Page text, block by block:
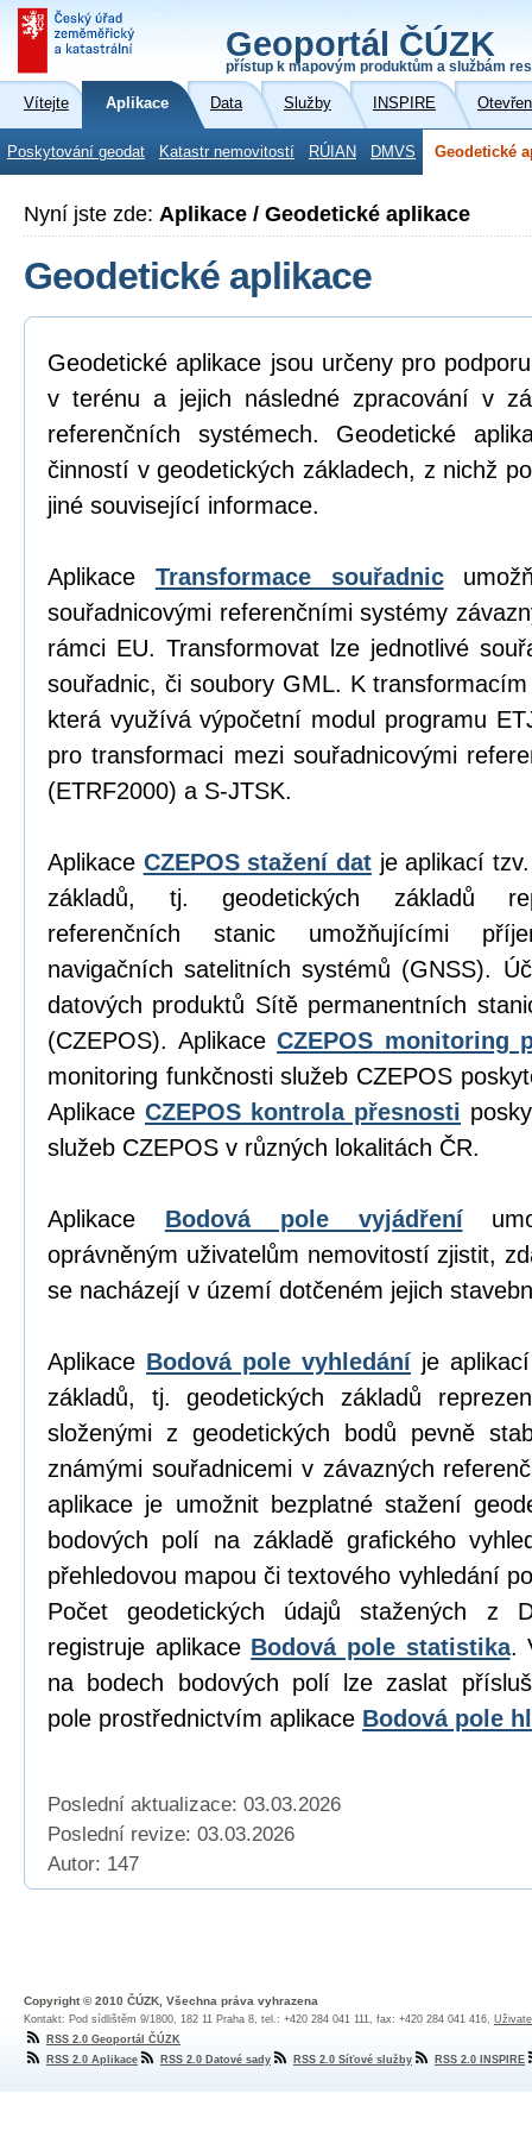
Geoportál ČÚZK
přístup k mapovým produktům a službám
Vítejte Aplikace Data Služby INSPIRE
Poskytování geodat Katastr nemovitostí RÚIAN DMVS Geodetické
Nyní jste zde: Aplikace / Geodetické aplikace
Geodetické aplikace
Geodetické aplikace jsou určeny pro
v terénu a jejich následné zpracování v
referenčních systémech. Geodetické
činností v geodetických základech, z nichž
jiné související informace.
Aplikace Transformace souřadnic
souřadnicovými referenčními systémy
rámci EU. Transformovat lze jednotlivé
souřadnic, či soubory GML. K
která využívá výpočetní modul programu
pro transformaci mezi souřadnicovými
(ETRF2000) a S-JTSK.
Aplikace CZEPOS stažení datje aplikací
základů, tj. geodetických základů
referenčních stanic umožňujícími
navigačních satelitních systémů (GNSS).
datových produktů Sítě permanentních
(CZEPOS). Aplikace CZEPOS monitoring
monitoring funkčnosti služeb CZEPOS
Aplikace CZEPOS kontrola přesnosti
služeb CZEPOS v různých lokalitách ČR.
Aplikace Bodová pole vyjádření
oprávněným uživatelům nemovitostí zjistit,
se nacházejí v území dotčeném jejich
Aplikace Bodová pole vyhledání je
základů, tj. geodetických základů
složenými z geodetických bodů pevně
známými souřadnicemi v závazných
aplikace je umožnit bezplatné stažení
bodových polí na základě grafického
přehledovou mapou či textového vyhledání
Počet geodetických údajů stažených z
registruje aplikace Bodová pole statistika.
na bodech bodových polí lze zaslat
pole prostřednictvím aplikace Bodová pole
Poslední aktualizace: 03.03.2026
Poslední revize: 03.03.2026
Autor: 147
Copyright © 2010 ČÚZK, Všechna práva vyhrazena
Kontakt: Pod sídlištěm 9/1800, 182 11 Praha 8, tel.: +420 284 041 111, fax: +420 284 041 416,
RSS 2.0 Geoportál ČÚZK
RSS 2.0 Aplikace
RSS 2.0 Datové sady RSS 2.0 Síťové služby RSS 2.0 INSPIRE